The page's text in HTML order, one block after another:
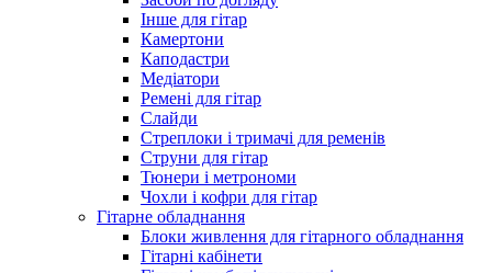
Інше для гітар
Камертони
Каподастри
Медіатори
Ремені для гітар
Слайди
Стреплоки і тримачі для ременів
Струни для гітар
Тюнери і метрономи
Чохли і кофри для гітар
Гітарне обладнання
Блоки живлення для гітарного обладнання
Гітарні кабінети